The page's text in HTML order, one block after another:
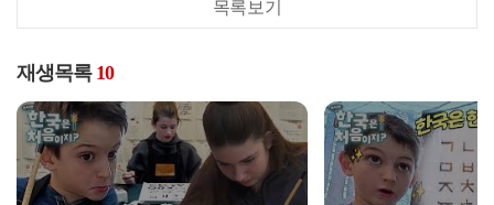
목록보기
재생목록 10